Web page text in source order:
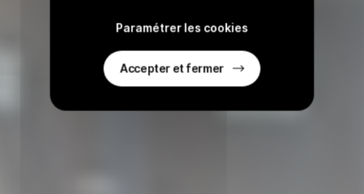
Paramétrer les cookies
Accepter et fermer